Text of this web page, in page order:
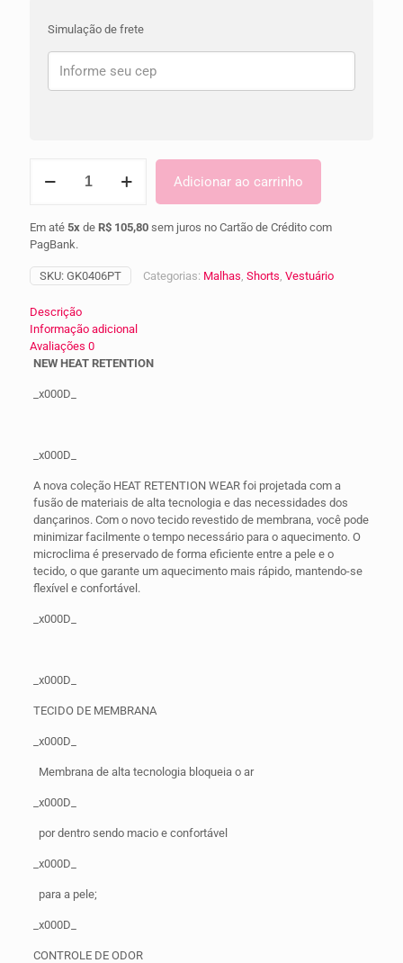
Simulação de frete
AQUECIMENTO
BLOSSOM
0406PT
quantidade
Adicionar ao carrinho
Em até 5x de R$ 105,80 sem juros no Cartão de Crédito com
PagBank.
SKU: GK0406PT Categorias: Malhas, Shorts, Vestuário
Descrição
Informação adicional
Avaliações 0
NEW HEAT RETENTION
_x000D_
_x000D_
A nova coleção HEAT RETENTION WEAR foi projetada com a
fusão de materiais de alta tecnologia e das necessidades dos
dançarinos. Com o novo tecido revestido de membrana, você pode
minimizar facilmente o tempo necessário para o aquecimento. O
microclima é preservado de forma eficiente entre a pele e o
tecido, o que garante um aquecimento mais rápido, mantendo-se
flexível e confortável.
_x000D_
_x000D_
TECIDO DE MEMBRANA
_x000D_
Membrana de alta tecnologia bloqueia o ar
_x000D_
por dentro sendo macio e confortável
_x000D_
para a pele;
_x000D_
CONTROLE DE ODOR